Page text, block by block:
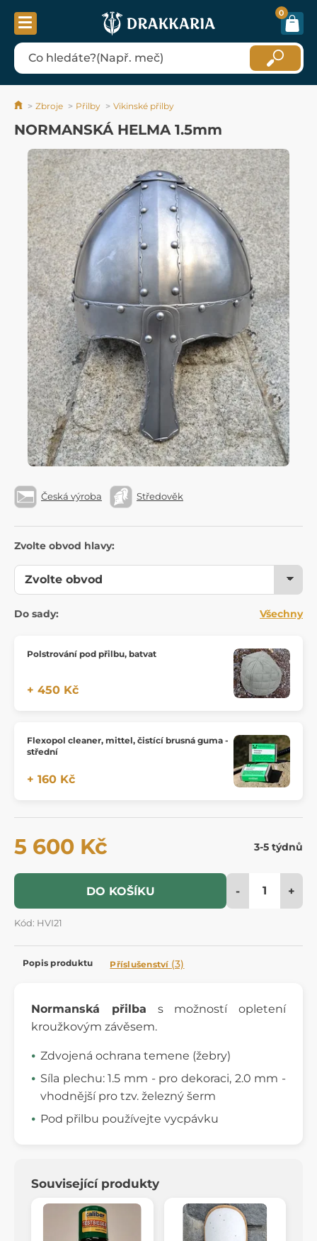
0
Zbroje Přilby Vikinské přilby
NORMANSKÁ HELMA 1.5mm
Česká výroba Středověk
Zvolte obvod hlavy:
Do sady: Všechny
Polstrování pod přilbu, batvat
+ 450 Kč
Flexopol cleaner, mittel, čistící brusná guma -
střední
+ 160 Kč
5 600 Kč 3-5 týdnů
DO KOŠÍKU - +
Kód: HVI21
Popis produktu Příslušenství (3)
Normanská přilba s možností opletení
kroužkovým závěsem.
Zdvojená ochrana temene (žebry)
Síla plechu: 1.5 mm - pro dekoraci, 2.0 mm -
vhodnější pro tzv. železný šerm
Pod přilbu používejte vycpávku
Související produkty